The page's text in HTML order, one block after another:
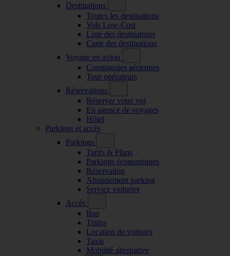
Destinations
Toutes les destinations
Vols Low-Cost
Liste des destinations
Carte des destinations
Voyage en avion
Compagnies aériennes
Tour opérateurs
Réservations
Réserver votre vol
En agence de voyages
Hôtel
Parkings et accès
Parkings
Tarifs & Plans
Parkings économiques
Réservation
Abonnement parking
Service voiturier
Accès
Bus
Trains
Location de voitures
Taxis
Mobilité alternative